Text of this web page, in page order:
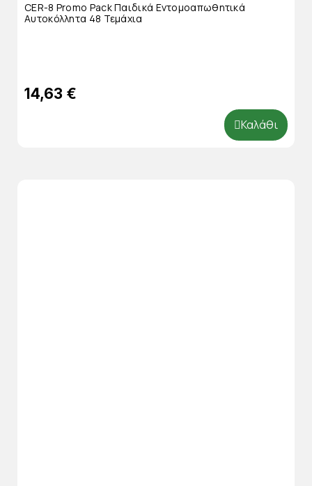
CER-8 Promo Pack Παιδικά Εντομοαπωθητικά
Αυτοκόλλητα 48 Τεμάχια
14,63 €
Καλάθι